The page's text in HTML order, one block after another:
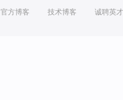
官方博客 技术博客 诚聘英才